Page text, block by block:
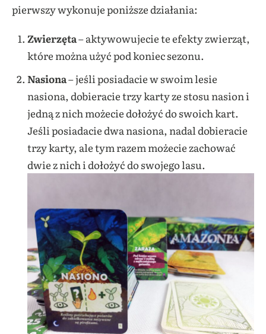
pierwszy wykonuje poniższe działania:
Zwierzęta– aktywowujecie te efekty zwierząt,
które można użyć pod koniec sezonu.
Nasiona– jeśli posiadacie w swoim lesie
nasiona, dobieracie trzy karty ze stosu nasion i
jedną z nich możecie dołożyć do swoich kart.
Jeśli posiadacie dwa nasiona, nadal dobieracie
trzy karty, ale tym razem możecie zachować
dwie z nich i dołożyć do swojego lasu.